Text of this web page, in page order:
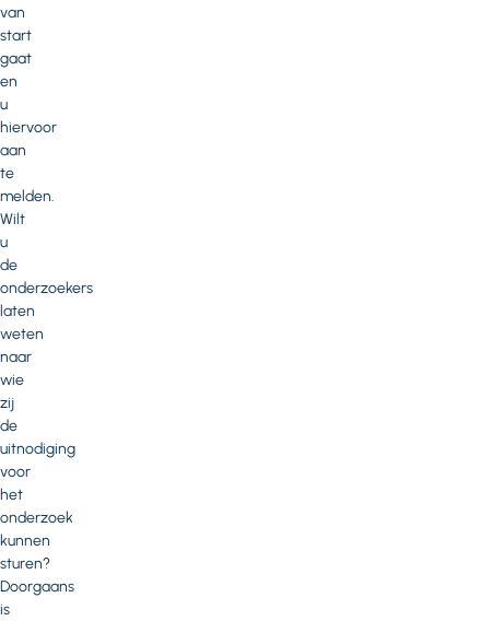
van
start
gaat
en
u
hiervoor
aan
te
melden.
Wilt
u
de
onderzoekers
laten
weten
naar
wie
zij
de
uitnodiging
voor
het
onderzoek
kunnen
sturen?
Doorgaans
is